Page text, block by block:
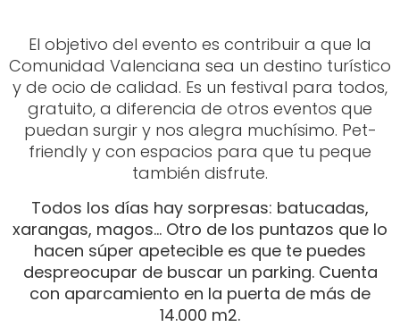
El objetivo del evento es contribuir a que la
Comunidad Valenciana sea un destino turístico
y de ocio de calidad. Es un festival para todos,
gratuito, a diferencia de otros eventos que
puedan surgir y nos alegra muchísimo. Pet-
friendly y con espacios para que tu peque
también disfrute.
Todos los días hay sorpresas: batucadas,
xarangas, magos… Otro de los puntazos que lo
hacen súper apetecible es que te puedes
despreocupar de buscar un parking. Cuenta
con aparcamiento en la puerta de más de
14.000 m2.